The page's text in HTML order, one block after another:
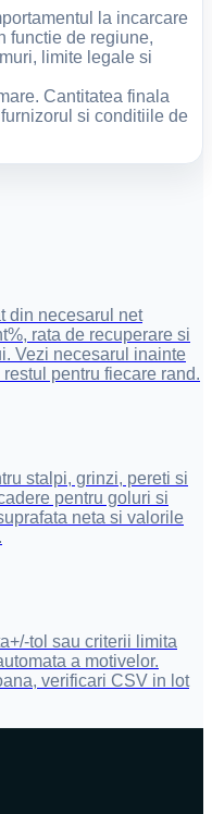
la incarcare
functie de regiune,
limite legale si
Cantitatea finala
si conditiile de
din necesarul net
rata de recuperare si
Vezi necesarul inainte
pentru fiecare rand.
stalpi, grinzi, pereti si
pentru goluri si
neta si valorile
tol sau criterii limita
a motivelor.
verificari CSV in lot